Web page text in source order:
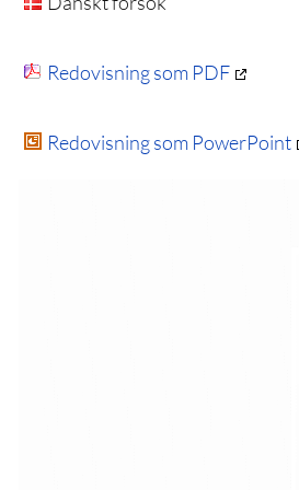
Redovisning som PDF
Redovisning som PowerPoint